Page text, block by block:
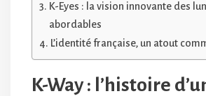
K-Eyes : la vision innovante des
abordables
L’identité française, un atout
K-Way : l’histoire